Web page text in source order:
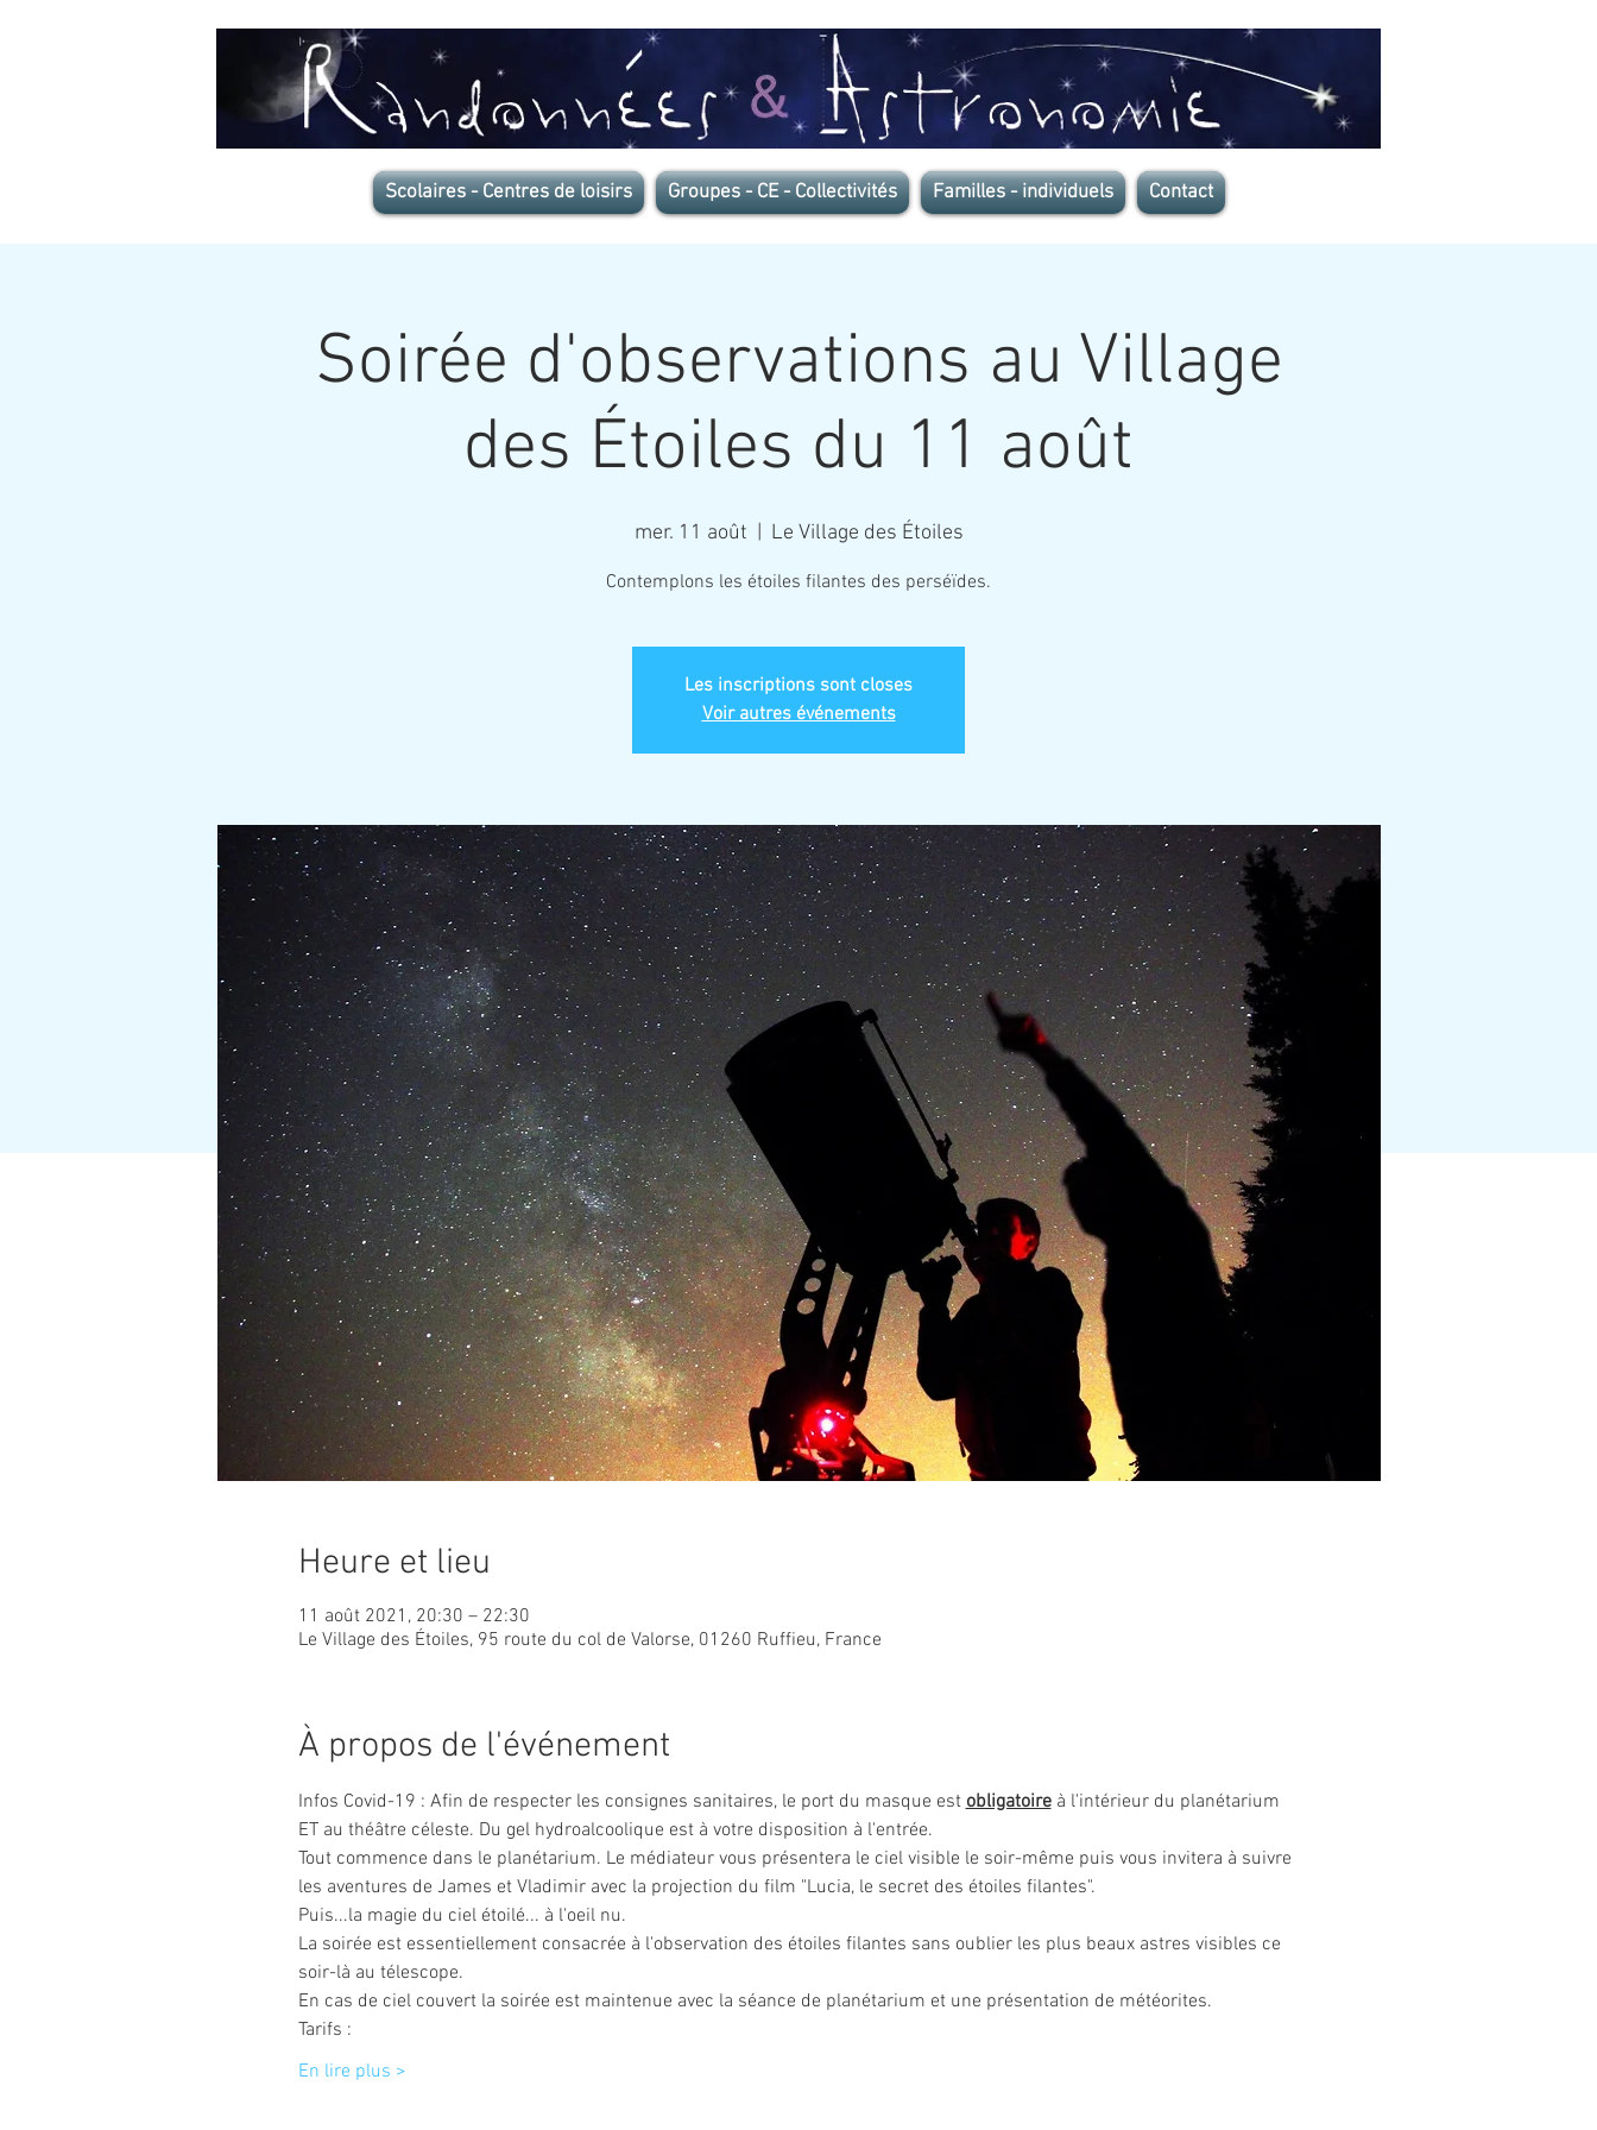
Scolaires - Centres de loisirs Groupes - CE - Collectivités Familles - individuels Contact
Soirée d'observations au Village
des Étoiles du 11 août
mer. 11 août Le Village des Étoiles
Contemplons les étoiles filantes des perséïdes.
Les inscriptions sont closes
Voir autres événements
Heure et lieu
11 août 2021, 20:30 – 22:30
Le Village des Étoiles, 95 route du col de Valorse, 01260 Ruffieu, France
À propos de l'événement
Infos Covid-19 : Afin de respecter les consignes sanitaires, le port du masque est obligatoire à l'intérieur du planétarium
ET au théâtre céleste. Du gel hydroalcoolique est à votre disposition à l'entrée.
Tout commence dans le planétarium. Le médiateur vous présentera le ciel visible le soir-même puis vous invitera à suivre
les aventures de James et Vladimir avec la projection du film "Lucia, le secret des étoiles filantes".
Puis...la magie du ciel étoilé... à l'oeil nu.
La soirée est essentiellement consacrée à l'observation des étoiles filantes sans oublier les plus beaux astres visibles ce
soir-là au télescope.
En cas de ciel couvert la soirée est maintenue avec la séance de planétarium et une présentation de météorites.
Tarifs :
En lire plus >